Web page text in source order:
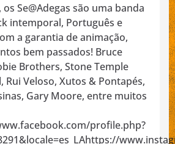
Se@Adegas são uma banda
intemporal, Português e
a garantia de animação,
bem passados! Bruce
Brothers, Stone Temple
Rui Veloso, Xutos & Pontapés,
Gary Moore, entre muitos
profile.php?